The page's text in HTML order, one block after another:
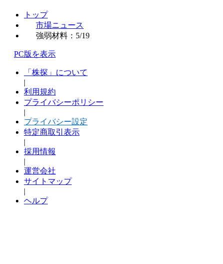
トップ
市場ニュース
強弱材料：5/19
PC版を表示
「株探」について
|
利用規約
プライバシーポリシー
|
プライバシー設定
特定商取引表示
|
採用情報
|
運営会社
サイトマップ
|
ヘルプ